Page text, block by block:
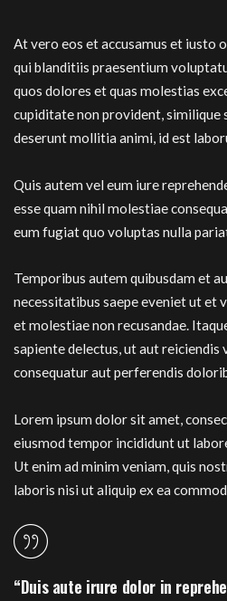
At vero eos et accusamus et iusto
qui blanditiis praesentium
quos dolores et quas molestias
cupiditate non provident, similique
deserunt mollitia animi, id est
Quis autem vel eum iure
esse quam nihil molestiae
eum fugiat quo voluptas nulla
Temporibus autem quibusdam et
necessitatibus saepe eveniet ut et
et molestiae non recusandae.
sapiente delectus, ut aut
consequatur aut perferendis
Lorem ipsum dolor sit amet,
eiusmod tempor incididunt ut
Ut enim ad minim veniam, quis
laboris nisi ut aliquip ex ea
“Duis aute irure dolor in